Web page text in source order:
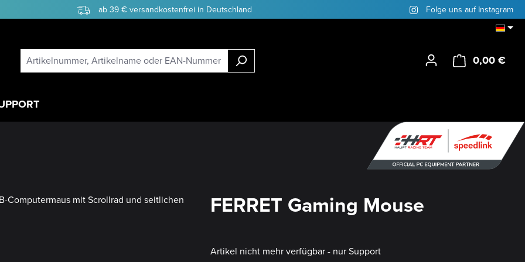
ab 39 € versandkostenfrei in Deutschland Folge uns auf Instagram
0,00 €
FERRET Gaming Mouse
Artikel nicht mehr verfügbar - nur Support